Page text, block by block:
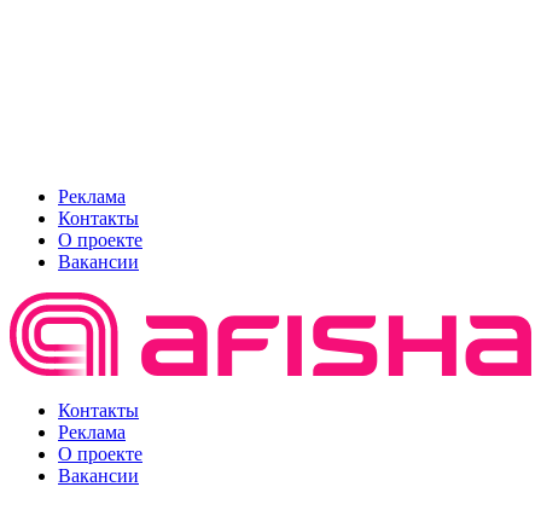
Реклама
Контакты
О проекте
Вакансии
Контакты
Реклама
О проекте
Вакансии